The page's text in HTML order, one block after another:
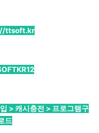
ttsoft.kr
> 캐시충전 > 프로그램구
드